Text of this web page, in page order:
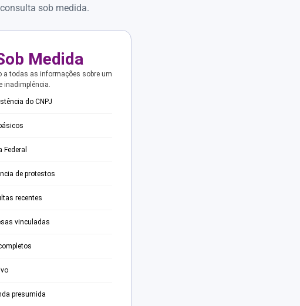
sob medida.
Medida
a todas as informações sobre um
inadimplência.
do CNPJ
Federal
de protestos
recentes
vinculadas
presumida